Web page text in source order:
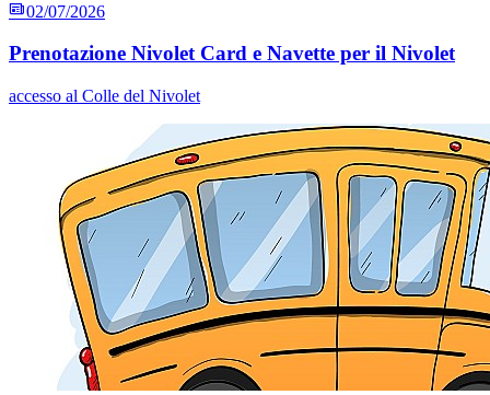
02/07/2026
Prenotazione Nivolet Card e Navette per il Nivolet
accesso al Colle del Nivolet